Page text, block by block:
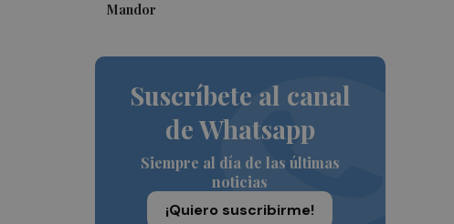
Mandor
Suscríbete al canal
de Whatsapp
Siempre al día de las últimas
noticias
¡Quiero suscribirme!